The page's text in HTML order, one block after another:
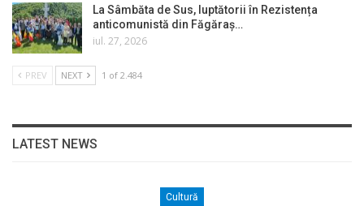
La Sâmbăta de Sus, luptătorii în Rezistența
anticomunistă din Făgăraș…
iul. 27, 2026
PREV NEXT 1 of 2.484
LATEST NEWS
Cultură